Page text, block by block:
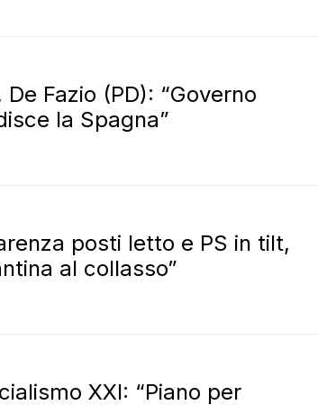
Fazio (PD): “Governo
la Spagna”
posti letto e PS in tilt,
al collasso”
XXI: “Piano per